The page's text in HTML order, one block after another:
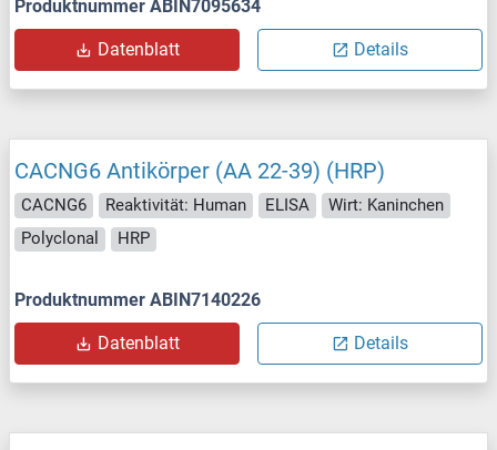
Produktnummer ABIN7095634
Datenblatt Details
CACNG6 Antikörper (AA 22-39) (HRP)
CACNG6 Reaktivität: Human ELISA
Wirt: Kaninchen
Polyclonal
HRP
Produktnummer ABIN7140226
Datenblatt Details